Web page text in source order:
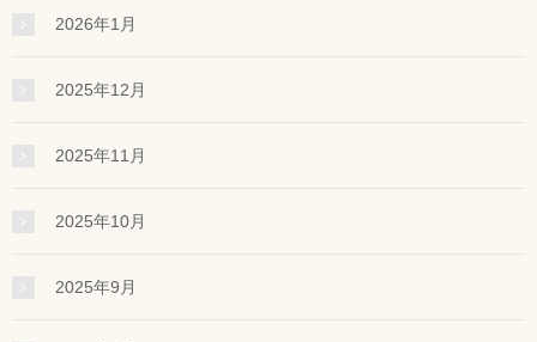
2026年1月
2025年12月
2025年11月
2025年10月
2025年9月